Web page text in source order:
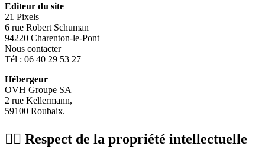
Editeur du site
21 Pixels
6 rue Robert Schuman
94220 Charenton-le-Pont
Nous contacter
Tél : 06 40 29 53 27
Hébergeur
OVH Groupe SA
2 rue Kellermann,
59100 Roubaix.
🕵🏻‍️ Respect de la propriété intellectuelle